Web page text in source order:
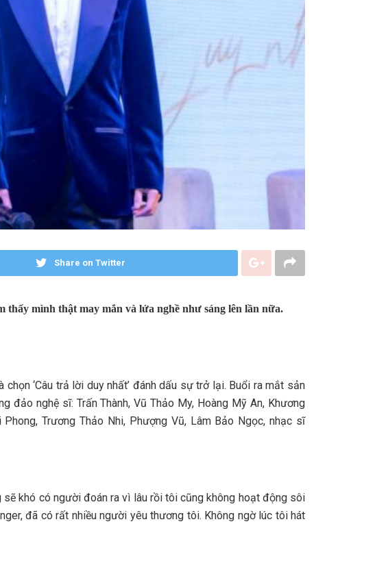
Share on Twitter
mình thật may mắn và lửa nghề như sáng lên lần nữa.
‘Câu trả lời duy nhất’ đánh dấu sự trở lại. Buổi ra mắt sản
nghệ sĩ: Trấn Thành, Vũ Thảo My, Hoàng Mỹ An, Khương
Trương Thảo Nhi, Phượng Vũ, Lâm Bảo Ngọc, nhạc sĩ
khó có người đoán ra vì lâu rồi tôi cũng không hoạt động sôi
đã có rất nhiều người yêu thương tôi. Không ngờ lúc tôi hát